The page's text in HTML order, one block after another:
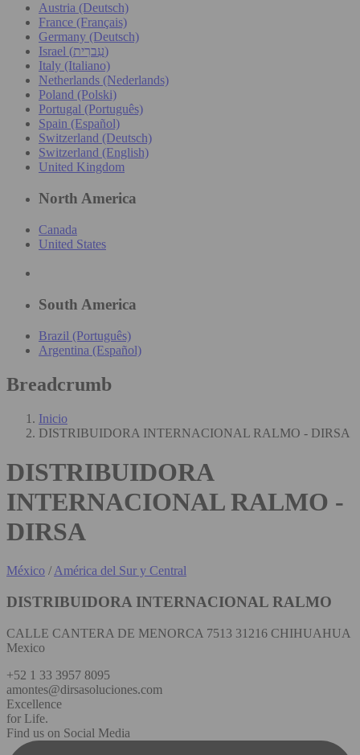
Austria (Deutsch)
France (Français)
Germany (Deutsch)
Israel (עִברִית)
Italy (Italiano)
Netherlands (Nederlands)
Poland (Polski)
Portugal (Português)
Spain (Español)
Switzerland (Deutsch)
Switzerland (English)
United Kingdom
North America
Canada
United States
South America
Brazil (Português)
Argentina (Español)
Breadcrumb
Inicio
DISTRIBUIDORA INTERNACIONAL RALMO - DIRSA
DISTRIBUIDORA
INTERNACIONAL RALMO -
DIRSA
México /América del Sur y Central
DISTRIBUIDORA INTERNACIONAL RALMO
CALLE CANTERA DE MENORCA 7513 31216 CHIHUAHUA
Mexico
+52 1 33 3957 8095
amontes@dirsasoluciones.com
Excellence
for Life.
Find us on Social Media